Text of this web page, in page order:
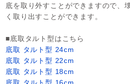
底を取り外すことができますので、
く取り出すことができます。
■底取タルト型はこちら
底取 タルト型 24cm
底取 タルト型 22cm
底取 タルト型 18cm